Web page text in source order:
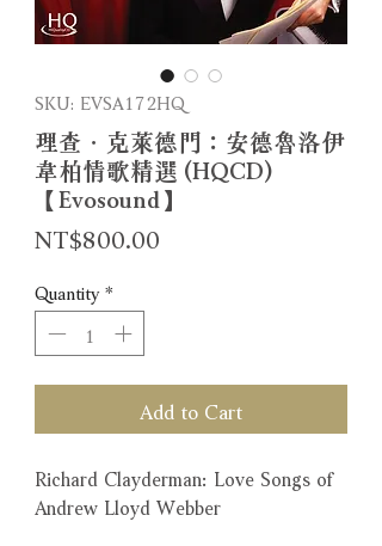
SKU: EVSA172HQ
理查．克萊德門：安德魯洛伊
韋柏情歌精選 (HQCD)
【Evosound】
NT$800.00
Quantity *
Add to Cart
Richard Clayderman: Love Songs of
Andrew Lloyd Webber